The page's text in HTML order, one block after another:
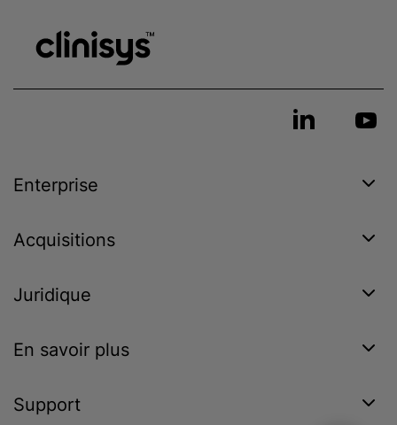
Enterprise
Acquisitions
Juridique
En savoir plus
Support